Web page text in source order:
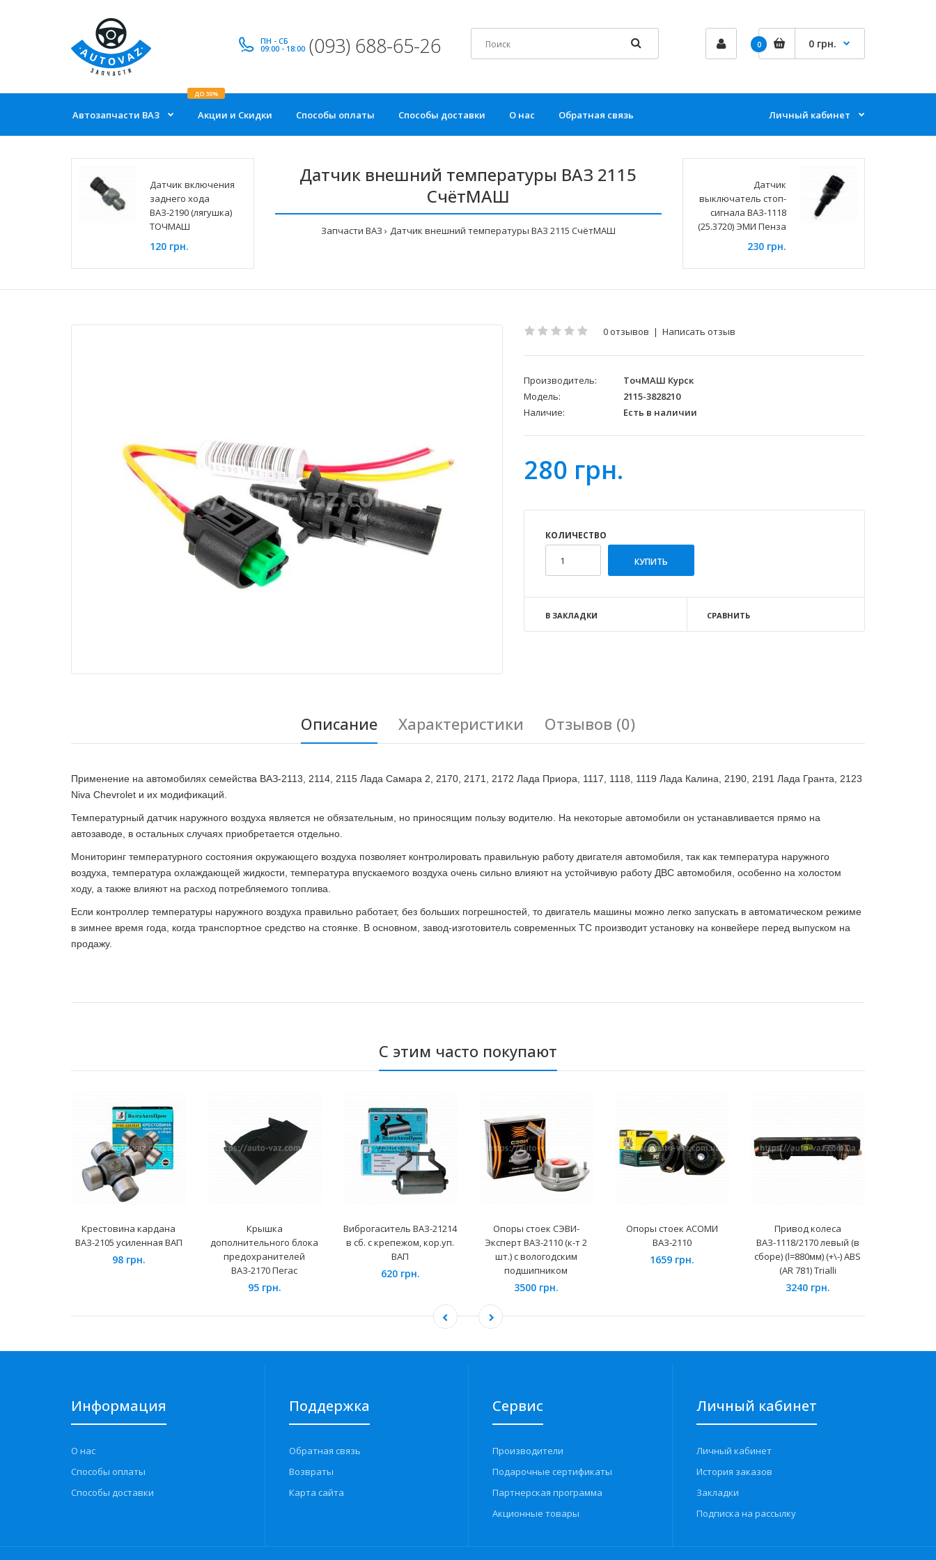
ПН - СБ
09:00 - 18:00 (093) 688-65-26 0 0 грн.
Автозапчасти ВАЗ Акции и Скидки
ДО 30%
Способы оплаты Способы доставки О нас Обратная связь Личный кабинет
Датчик включения
заднего хода
ВАЗ-2190 (лягушка)
ТОЧМАШ
120 грн.
Датчик внешний температуры ВАЗ 2115
СчётМАШ
Запчасти ВАЗ Датчик внешний температуры ВАЗ 2115 СчётМАШ
Датчик
выключатель стоп-
сигнала ВАЗ-1118
(25.3720) ЭМИ Пенза
230 грн.
0 отзывов | Написать отзыв
Производитель:
ТочМАШ Курск
Модель:
2115-3828210
Наличие:
Есть в наличии
280 грн.
КОЛИЧЕСТВО
В ЗАКЛАДКИ СРАВНИТЬ
Описание Характеристики Отзывов (0)
Применение на автомобилях семейства ВАЗ-2113, 2114, 2115 Лада Самара 2, 2170, 2171, 2172 Лада Приора, 1117, 1118, 1119 Лада Калина, 2190, 2191 Лада Гранта, 2123
Niva Chevrolet и их модификаций.
Температурный датчик наружного воздуха является не обязательным, но приносящим пользу водителю. На некоторые автомобили он устанавливается прямо на
автозаводе, в остальных случаях приобретается отдельно.
Мониторинг температурного состояния окружающего воздуха позволяет контролировать правильную работу двигателя автомобиля, так как температура наружного
воздуха, температура охлаждающей жидкости, температура впускаемого воздуха очень сильно влияют на устойчивую работу ДВС автомобиля, особенно на холостом
ходу, а также влияют на расход потребляемого топлива.
Если контроллер температуры наружного воздуха правильно работает, без больших погрешностей, то двигатель машины можно легко запускать в автоматическом режиме
в зимнее время года, когда транспортное средство на стоянке. В основном, завод-изготовитель современных ТС производит установку на конвейере перед выпуском на
продажу.
С этим часто покупают
Крестовина кардана
ВАЗ-2105 усиленная ВАП
98 грн.
Крышка
дополнительного блока
предохранителей
ВАЗ-2170 Пегас
95 грн.
Виброгаситель ВАЗ-21214
в сб. с крепежом, кор.уп.
ВАП
620 грн.
Опоры стоек СЭВИ-
Эксперт ВАЗ-2110 (к-т 2
шт.) с вологодским
подшипником
3500 грн.
Опоры стоек АСОМИ
ВАЗ-2110
1659 грн.
Привод колеса
ВАЗ-1118/2170 левый (в
сборе) (l=880мм) (+\-) ABS
(AR 781) Trialli
3240 грн.
Информация
О нас
Способы оплаты
Способы доставки
Поддержка
Обратная связь
Возвраты
Карта сайта
Сервис
Производители
Подарочные сертификаты
Партнерская программа
Акционные товары
Личный кабинет
Личный кабинет
История заказов
Закладки
Подписка на рассылку